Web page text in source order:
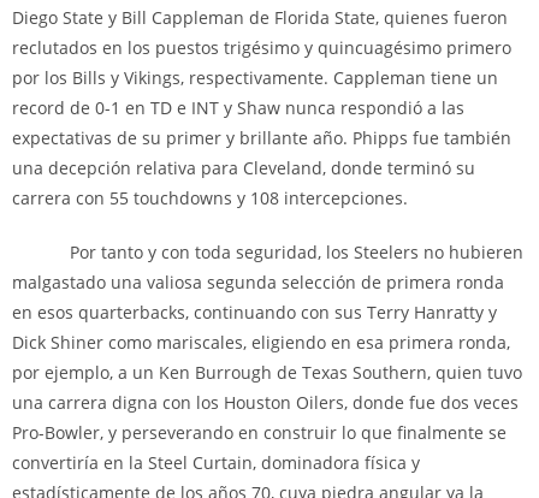
Diego State y Bill Cappleman de Florida State, quienes fueron
reclutados en los puestos trigésimo y quincuagésimo primero
por los Bills y Vikings, respectivamente. Cappleman tiene un
record de 0-1 en TD e INT y Shaw nunca respondió a las
expectativas de su primer y brillante año. Phipps fue también
una decepción relativa para Cleveland, donde terminó su
carrera con 55 touchdowns y 108 intercepciones.
Por tanto y con toda seguridad, los Steelers no hubieren
malgastado una valiosa segunda selección de primera ronda
en esos quarterbacks, continuando con sus Terry Hanratty y
Dick Shiner como mariscales, eligiendo en esa primera ronda,
por ejemplo, a un Ken Burrough de Texas Southern, quien tuvo
una carrera digna con los Houston Oilers, donde fue dos veces
Pro-Bowler, y perseverando en construir lo que finalmente se
convertiría en la Steel Curtain, dominadora física y
estadísticamente de los años 70, cuya piedra angular ya la